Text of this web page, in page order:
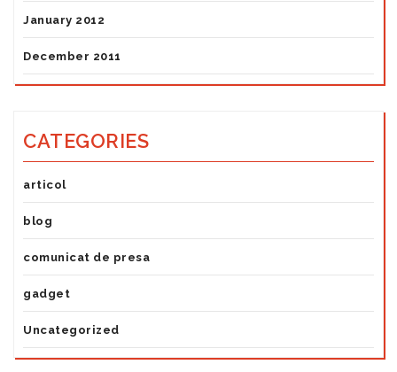
January 2012
December 2011
CATEGORIES
articol
blog
comunicat de presa
gadget
Uncategorized